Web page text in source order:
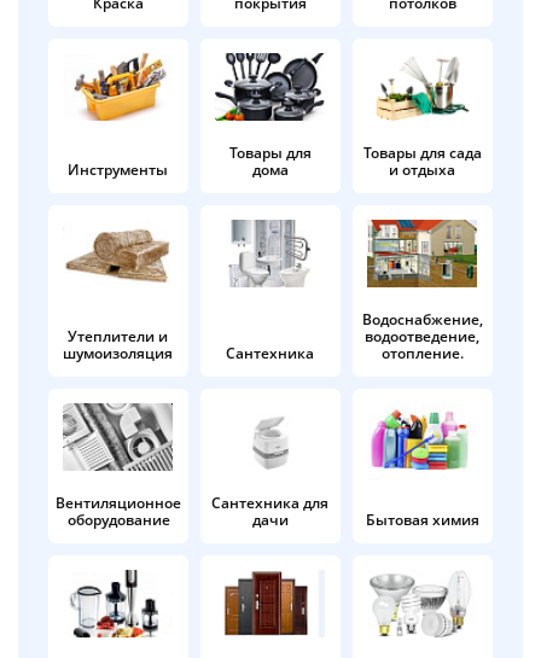
Инструменты
Товары для
дома
Товары для сада
и отдыха
Утеплители и
шумоизоляция
Сантехника
Водоснабжение,
водоотведение,
отопление.
Вентиляционное
оборудование
Сантехника для
дачи
Бытовая химия
в корзину
Оплачивайте сегодня только
25% картой любого банка
Получайте товар
выбранный способом
Оставшиеся
% будут
по25%каждые 2 недели
Подробнее
об оплате Плайтом